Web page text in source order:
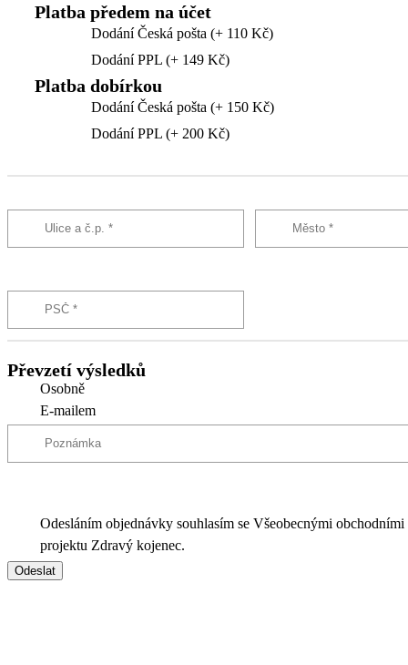
Platba předem na účet
Dodání Česká pošta (+ 110 Kč)
Dodání PPL (+ 149 Kč)
Platba dobírkou
Dodání Česká pošta (+ 150 Kč)
Dodání PPL (+ 200 Kč)
Převzetí výsledků
Osobně
E-mailem
Odesláním objednávky souhlasím se Všeobecnými
projektu Zdravý kojenec.